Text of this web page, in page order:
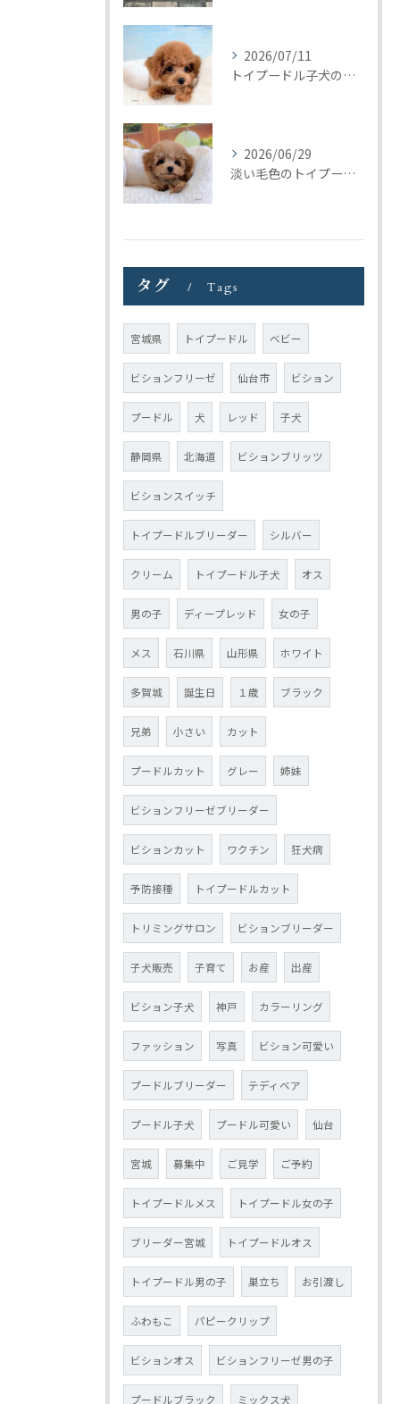
2026/07/11
トイプードル子犬の巣立ち｜トリミングの日に見つけたご縁
2026/06/29
淡い毛色のトイプードル女の子｜元気いっぱいの子犬が巣立ちました
タグ Tags
宮城県 トイプードル ベビー
ビションフリーゼ 仙台市 ビション
プードル 犬 レッド 子犬
静岡県 北海道 ビションブリッツ
ビションスイッチ
トイプードルブリーダー シルバー
クリーム トイプードル子犬 オス
男の子 ディープレッド 女の子
メス 石川県 山形県 ホワイト
多賀城 誕生日 １歳 ブラック
兄弟 小さい カット
プードルカット グレー 姉妹
ビションフリーゼブリーダー
ビションカット ワクチン 狂犬病
予防接種 トイプードルカット
トリミングサロン ビションブリーダー
子犬販売 子育て お産 出産
ビション子犬 神戸 カラーリング
ファッション 写真 ビション可愛い
プードルブリーダー テディベア
プードル子犬 プードル可愛い 仙台
宮城 募集中 ご見学 ご予約
トイプードルメス トイプードル女の子
ブリーダー宮城 トイプードルオス
トイプードル男の子 巣立ち お引渡し
ふわもこ パピークリップ
ビションオス ビションフリーゼ男の子
プードルブラック ミックス犬